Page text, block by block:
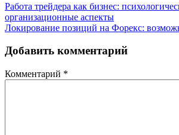
Работа трейдера как бизнес:
организационные аспекты
Локирование позиций на Форекс:
Добавить комментарий
Комментарий *